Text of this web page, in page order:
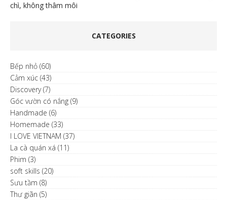
chì, không thâm môi
CATEGORIES
Bếp nhỏ (60)
Cảm xúc (43)
Discovery(7)
Góc vườn có nắng (9)
Handmade (6)
Homemade (33)
I LOVE VIETNAM (37)
La cà quán xá (11)
Phim (3)
soft skills (20)
Sưu tầm (8)
Thư giãn (5)